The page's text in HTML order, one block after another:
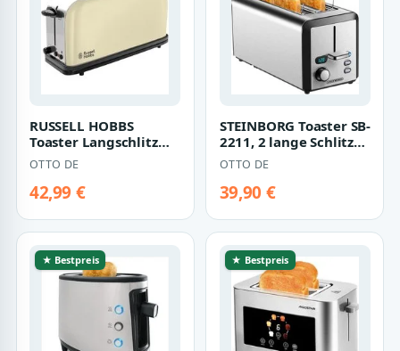
RUSSELL HOBBS
Toaster Langschlitz
Colours Plus+ Classic
Cream 21395-56…
OTTO DE
42,99 €
STEINBORG Toaster SB-
2211, 2 lange Schlitze,
für 4 Scheiben, 1500
W, E…
OTTO DE
39,90 €
★ Bestpreis ★ Bestpreis